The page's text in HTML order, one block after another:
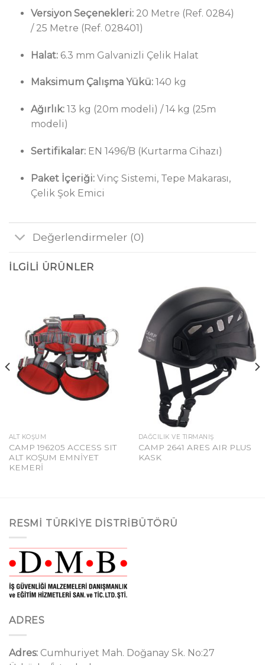
Versiyon Seçenekleri:20 Metre (Ref. 0284)
/ 25 Metre (Ref. 028401)
Halat:6.3 mm Galvanizli Çelik Halat
Maksimum Çalışma Yükü:140 kg
Ağırlık:13 kg (20m modeli) / 14 kg (25m
modeli)
Sertifikalar:EN 1496/B (Kurtarma Cihazı)
Paket İçeriği:Vinç Sistemi, Tepe Makarası,
Çelik Şok Emici
Değerlendirmeler (0)
İLGILI ÜRÜNLER
ALT KOŞUM
CAMP 196205 ACCESS SIT
ALT KOŞUM EMNİYET
KEMERİ
DAĞCILIK VE TIRMANIŞ
CAMP 2641 ARES AIR PLUS
KASK
RESMI TÜRKIYE DISTRIBÜTÖRÜ
ADRES
Adres: Cumhuriyet Mah. Doğanay Sk. No:27